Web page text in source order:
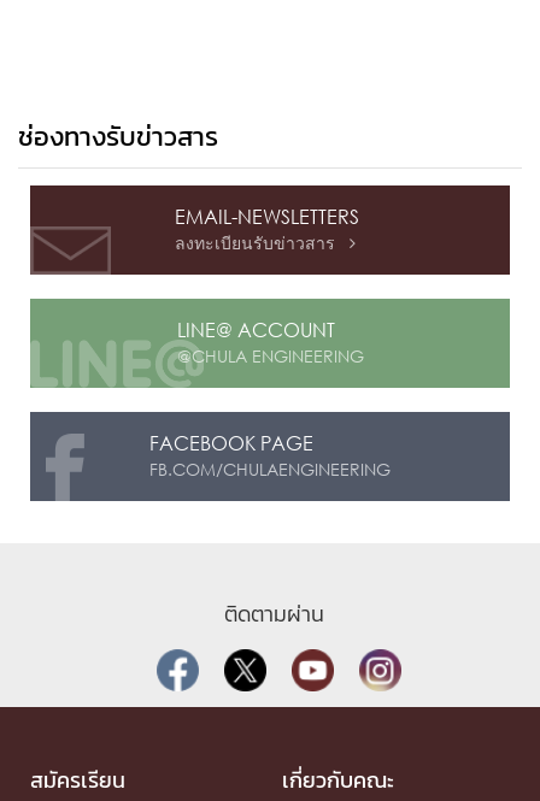
ช่องทางรับข่าวสาร
EMAIL-NEWSLETTERS
ลงทะเบียนรับข่าวสาร 
LINE@ ACCOUNT
@CHULA ENGINEERING
FACEBOOK PAGE
FB.COM/CHULAENGINEERING
ติดตามผ่าน
สมัครเรียน เกี่ยวกับคณะ